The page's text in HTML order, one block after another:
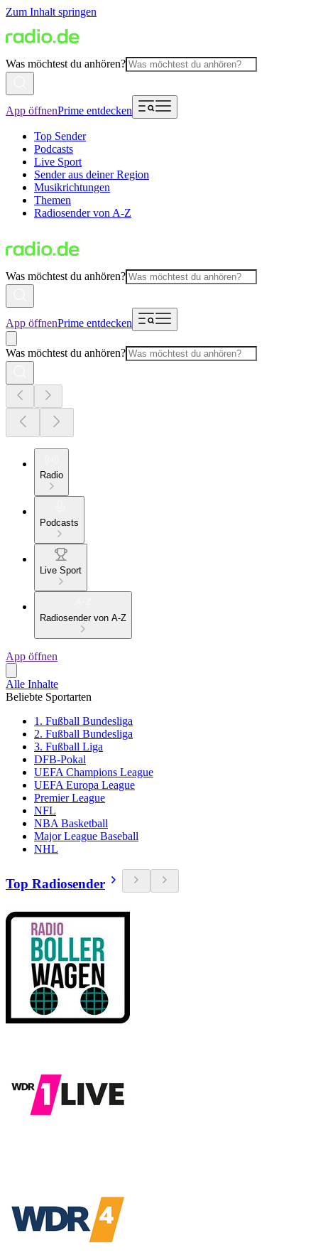
Zum Inhalt springen
Was möchtest du anhören?
App öffnenPrime entdecken
Top Sender
Podcasts
Live Sport
Sender aus deiner Region
Musikrichtungen
Themen
Radiosender von A-Z
Was möchtest du anhören?
App öffnenPrime entdecken
Was möchtest du anhören?
Radio
Podcasts
Live Sport
Radiosender von A-Z
App öffnen
Alle Inhalte
Beliebte Sportarten
1. Fußball Bundesliga
2. Fußball Bundesliga
3. Fußball Liga
DFB-Pokal
UEFA Champions League
UEFA Europa League
Premier League
NFL
NBA Basketball
Major League Baseball
NHL
Top Radiosender